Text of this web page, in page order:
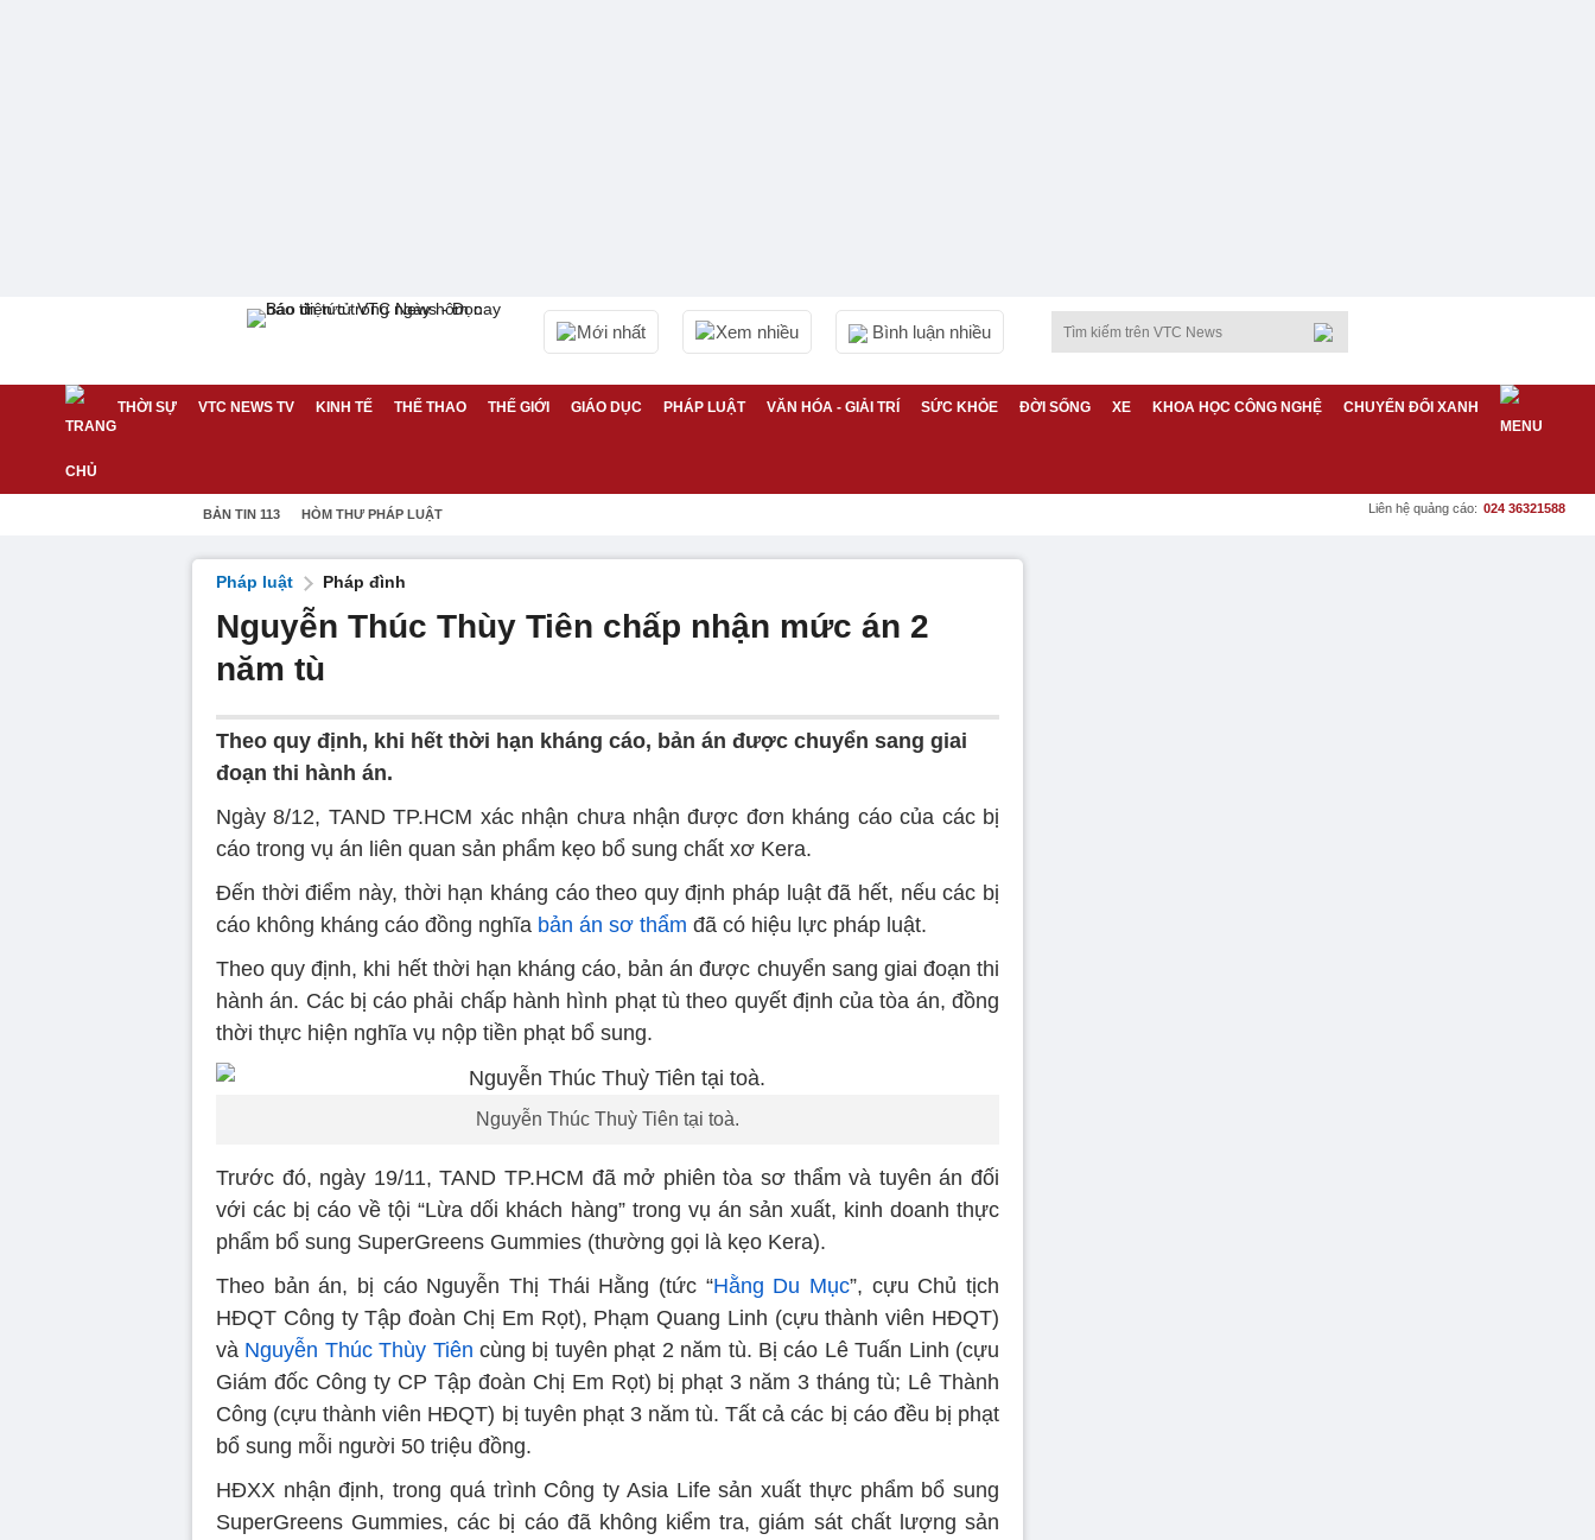
Mới nhất Xem nhiều Bình luận nhiều
THỜI SỰ VTC NEWS TV KINH TẾ THỂ THAO THẾ GIỚI GIÁO DỤC PHÁP LUẬT VĂN HÓA - GIẢI TRÍ SỨC KHỎE ĐỜI SỐNG XE KHOA HỌC CÔNG NGHỆ CHUYỂN ĐỔI XANH
BẢN TIN 113 HÒM THƯ PHÁP LUẬT Liên hệ quảng cáo: 024 36321588
Pháp luật Pháp đình
Nguyễn Thúc Thùy Tiên chấp nhận mức án 2
năm tù
Theo quy định, khi hết thời hạn kháng cáo, bản án được chuyển sang giai
đoạn thi hành án.
Ngày 8/12, TAND TP.HCM xác nhận chưa nhận được đơn kháng cáo của các bị
cáo trong vụ án liên quan sản phẩm kẹo bổ sung chất xơ Kera.
Đến thời điểm này, thời hạn kháng cáo theo quy định pháp luật đã hết, nếu các bị
cáo không kháng cáo đồng nghĩa bản án sơ thẩm đã có hiệu lực pháp luật.
Theo quy định, khi hết thời hạn kháng cáo, bản án được chuyển sang giai đoạn thi
hành án. Các bị cáo phải chấp hành hình phạt tù theo quyết định của tòa án, đồng
thời thực hiện nghĩa vụ nộp tiền phạt bổ sung.
Nguyễn Thúc Thuỳ Tiên tại toà.
Trước đó, ngày 19/11, TAND TP.HCM đã mở phiên tòa sơ thẩm và tuyên án đối
với các bị cáo về tội “Lừa dối khách hàng” trong vụ án sản xuất, kinh doanh thực
phẩm bổ sung SuperGreens Gummies (thường gọi là kẹo Kera).
Theo bản án, bị cáo Nguyễn Thị Thái Hằng (tức “Hằng Du Mục”, cựu Chủ tịch
HĐQT Công ty Tập đoàn Chị Em Rọt), Phạm Quang Linh (cựu thành viên HĐQT)
và Nguyễn Thúc Thùy Tiên cùng bị tuyên phạt 2 năm tù. Bị cáo Lê Tuấn Linh (cựu
Giám đốc Công ty CP Tập đoàn Chị Em Rọt) bị phạt 3 năm 3 tháng tù; Lê Thành
Công (cựu thành viên HĐQT) bị tuyên phạt 3 năm tù. Tất cả các bị cáo đều bị phạt
bổ sung mỗi người 50 triệu đồng.
HĐXX nhận định, trong quá trình Công ty Asia Life sản xuất thực phẩm bổ sung
SuperGreens Gummies, các bị cáo đã không kiểm tra, giám sát chất lượng sản